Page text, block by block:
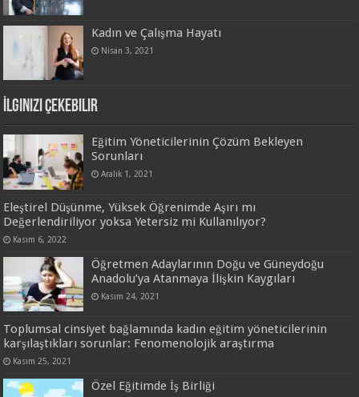
Kadın ve Çalışma Hayatı
Nisan 3, 2021
İlginizi Çekebilir
Eğitim Yöneticilerinin Çözüm Bekleyen
Sorunları
Aralık 1, 2021
Eleştirel Düşünme, Yüksek Öğrenimde Aşırı mı
Değerlendiriliyor yoksa Yetersiz mi Kullanılıyor?
Kasım 6, 2022
Öğretmen Adaylarının Doğu ve Güneydoğu
Anadolu’ya Atanmaya İlişkin Kaygıları
Kasım 24, 2021
Toplumsal cinsiyet bağlamında kadın eğitim yöneticilerinin
karşılaştıkları sorunlar: Fenomenolojik araştırma
Kasım 25, 2021
Özel Eğitimde İş Birliği